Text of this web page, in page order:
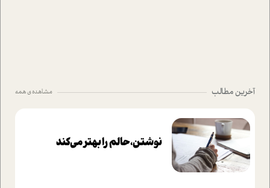
آخرین مطالب مشاهده ی همه
نوشتن، حالم را بهتر می‌کند